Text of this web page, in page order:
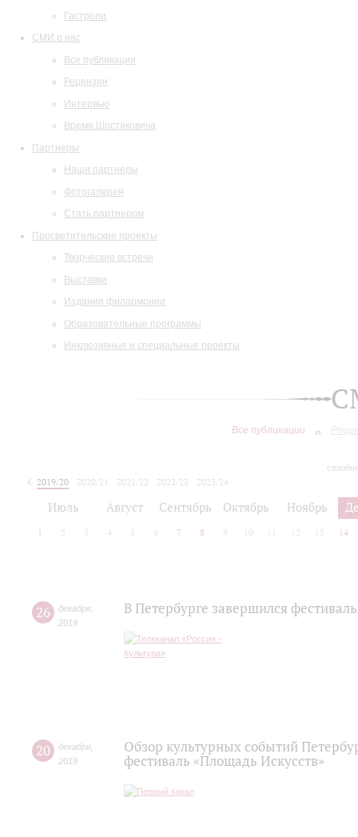
Гастроли
СМИ о нас
Все публикации
Рецензии
Интервью
Время Шостаковича
Партнеры
Наши партнеры
Фотогалерея
Стать партнером
Просветительские проекты
Творческие встречи
Выставки
Издания филармонии
Образовательные программы
Инклюзивные и специальные проекты
Все публикации
2019/20 2020/21 2021/22 2022/23
2023/24
Июль Август Сентябрь Октябрь Ноябрь
1 2 3 4 5 6 7 8 9 10 12 13 14
26 декабря
2019
В Петербурге завершился
20 декабря
2019
Обзор культурных событий
фестиваль «Площадь Искусств»